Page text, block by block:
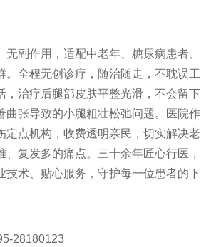
无副作用，适配中老年、糖尿病患者、
。全程无创诊疗，随治随走，不耽误工
，治疗后腿部皮肤平整光滑，不会留下
曲张导致的小腿粗壮松弛问题。医院作
定点机构，收费透明亲民，切实解决老
、复发多的痛点。三十余年匠心行医，
技术、贴心服务，守护每一位患者的下
28180123